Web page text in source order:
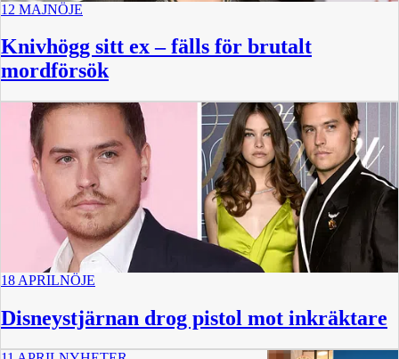
12 MAJNÖJE
Knivhögg sitt ex – fälls för brutalt
mordförsök
18 APRILNÖJE
Disneystjärnan drog pistol mot inkräktare